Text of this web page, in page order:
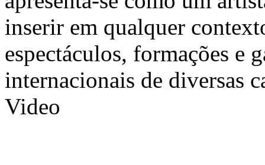
inserir em qualquer
espectáculos, formações e
internacionais de diversas
Video